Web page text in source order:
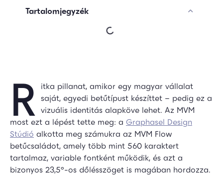
Tartalomjegyzék
R
itka pillanat, amikor egy magyar vállalat
saját, egyedi betűtípust készíttet – pedig ez a
vizuális identitás alapköve lehet. Az MVM
most ezt a lépést tette meg: a Graphasel Design
Stúdió alkotta meg számukra az MVM Flow
betűcsaládot, amely több mint 560 karaktert
tartalmaz, variable fontként működik, és azt a
bizonyos 23,5°-os dőlésszöget is magában hordozza.